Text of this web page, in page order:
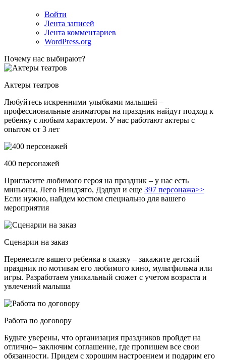
Войти
Лента записей
Лента комментариев
WordPress.org
Почему нас выбирают?
Актеры театров
Любуйтесь искренними улыбками малышей –
профессиональные аниматоры на праздник найдут подход к
ребенку с любым характером. У нас работают актеры с
опытом от 3 лет
400 персонажей
Пригласите любимого героя на праздник – у нас есть
миньоны, Лего Ниндзяго, Дэдпул и еще 397 персонажа>>
Если нужно, найдем костюм специально для вашего
мероприятия
Сценарии на заказ
Перенесите вашего ребенка в сказку – закажите детский
праздник по мотивам его любимого кино, мультфильма или
игры. Разработаем уникальный сюжет с учетом возраста и
увлечений малыша
Работа по договору
Будьте уверены, что организация праздников пройдет на
отлично– заключим соглашение, где пропишем все свои
обязанности. Придем с хорошим настроением и подарим его